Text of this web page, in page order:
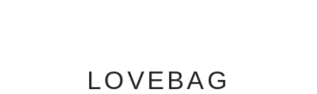
LOVEBAG